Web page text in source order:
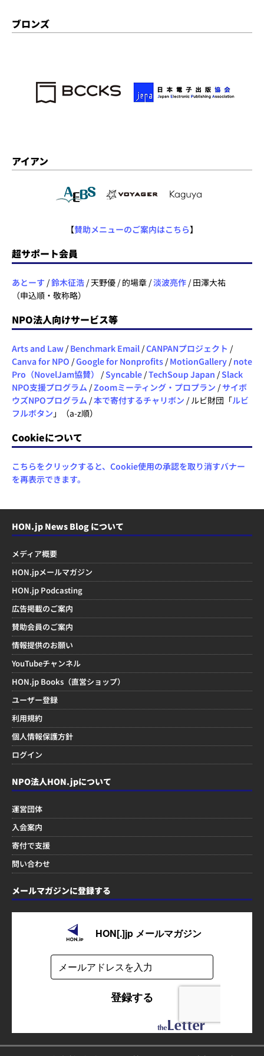
ブロンズ
アイアン
【賛助メニューのご案内はこちら】
超サポート会員
あとーす /鈴木征浩 / 天野優 / 的場章 /淡波亮作 / 田澤大祐
（申込順・敬称略）
NPO法人向けサービス等
Arts and Law / Benchmark Email /CANPANプロジェクト /
Canva for NPO /Google for Nonprofits / MotionGallery / note
Pro（NovelJam協賛）
/Syncable /TechSoup Japan /Slack
NPO支援プログラム /Zoomミーティング・プロプラン /サイボ
ウズNPOプログラム /本で寄付するチャリボン / ルビ財団「ルビ
フルボタン 」（a-z順）
Cookieについて
こちらをクリックすると、Cookie使用の承認を取り消すバナー
を再表示できます。
HON.jp News Blog について
メディア概要
HON.jpメールマガジン
HON.jp Podcasting
広告掲載のご案内
賛助会員のご案内
情報提供のお願い
YouTubeチャンネル
HON.jp Books（直営ショップ）
ユーザー登録
利用規約
個人情報保護方針
ログイン
NPO法人HON.jpについて
運営団体
入会案内
寄付で支援
問い合わせ
メールマガジンに登録する